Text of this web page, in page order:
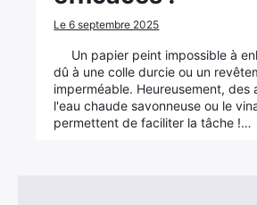
Le 6 septembre 2025
Un papier peint impossible à
dû à une colle durcie ou un
imperméable. Heureusement, des
l'eau chaude savonneuse ou le
permettent de faciliter la tâche !…